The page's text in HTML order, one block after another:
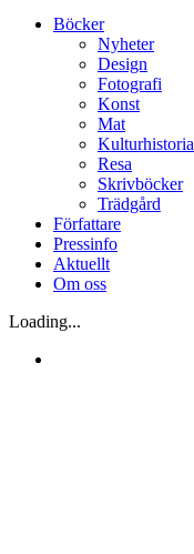
Böcker
Nyheter
Design
Fotografi
Konst
Mat
Kulturhistoria
Resa
Skrivböcker
Trädgård
Författare
Pressinfo
Aktuellt
Om oss
Loading...